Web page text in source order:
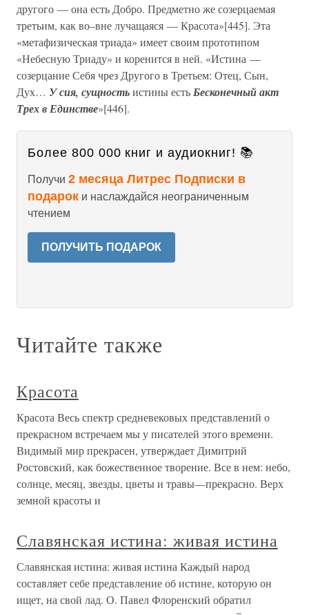
другого — она есть Добро. Предметно же созерцаемая
третьим, как во–вне лучащаяся — Красота»[445]. Эта
«метафизическая триада» имеет своим прототипом
«Небесную Триаду» и коренится в ней. «Истина —
созерцание Себя чрез Другого в Третьем: Отец, Сын,
Дух… У сия, сущностьистины естьБесконечный акт
Трех в Единстве»[446].
Более 800 000 книг и аудиокниг! 📚
Получи 2 месяца Литрес Подписки в
подарок и наслаждайся неограниченным
чтением
ПОЛУЧИТЬ ПОДАРОК
Читайте также
Красота
Красота Весь спектр средневековых представлений о
прекрасном встречаем мы у писателей этого времени.
Видимый мир прекрасен, утверждает Димитрий
Ростовский, как божественное творение. Все в нем: небо,
солнце, месяц, звезды, цветы и травы—прекрасно. Верх
земной красоты и
Славянская истина: живая истина
Славянская истина: живая истина Каждый народ
составляет себе представление об истине, которую он
ищет, на свой лад. О. Павел Флоренский обратил